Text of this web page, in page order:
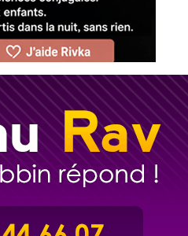
la jambe de Yohan
Rivka, 6 enfants, victime de